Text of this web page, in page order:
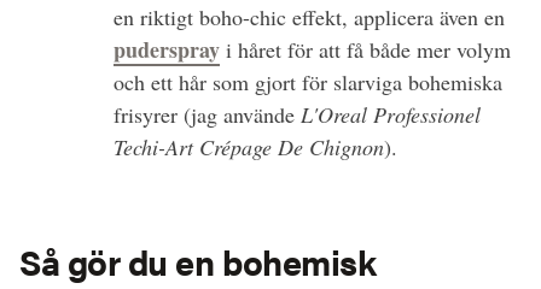
en riktigt boho-chic effekt, applicera även en
puderspray i håret för att få både mer volym
och ett hår som gjort för slarviga bohemiska
frisyrer (jag använde L'Oreal Professionel
Techi-Art Crépage De Chignon).
Så gör du en bohemisk